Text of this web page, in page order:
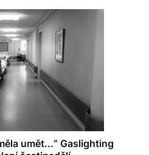
umět...“ Gaslighting